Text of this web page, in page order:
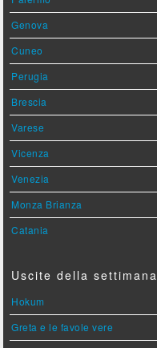
Genova
Cuneo
Perugia
Brescia
Varese
Vicenza
Venezia
Monza Brianza
Catania
Uscite della settimana
Hokum
Greta e le favole vere